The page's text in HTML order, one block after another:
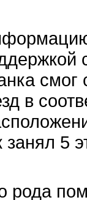
смог
в
занял 5
рода